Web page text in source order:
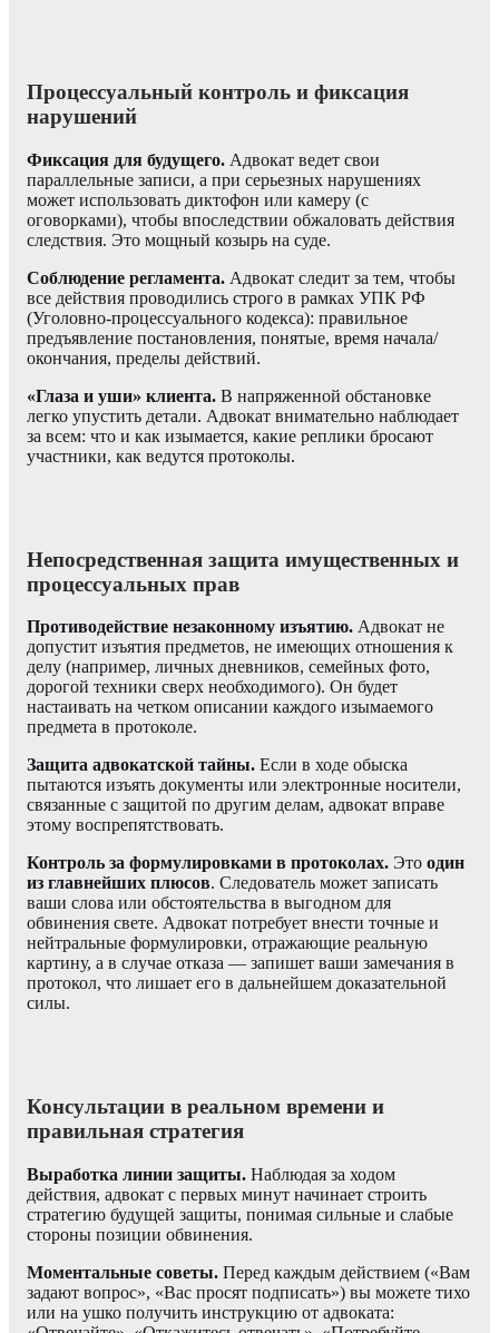
Процессуальный контроль и фиксация
нарушений
Фиксация для будущего. Адвокат ведет свои
параллельные записи, а при серьезных нарушениях
может использовать диктофон или камеру (с
оговорками), чтобы впоследствии обжаловать действия
следствия. Это мощный козырь на суде.
Соблюдение регламента. Адвокат следит за тем, чтобы
все действия проводились строго в рамках УПК РФ
(Уголовно-процессуального кодекса): правильное
предъявление постановления, понятые, время начала/
окончания, пределы действий.
«Глаза и уши» клиента. В напряженной обстановке
легко упустить детали. Адвокат внимательно наблюдает
за всем: что и как изымается, какие реплики бросают
участники, как ведутся протоколы.
Непосредственная защита имущественных и
процессуальных прав
Противодействие незаконному изъятию. Адвокат не
допустит изъятия предметов, не имеющих отношения к
делу (например, личных дневников, семейных фото,
дорогой техники сверх необходимого). Он будет
настаивать на четком описании каждого изымаемого
предмета в протоколе.
Защита адвокатской тайны. Если в ходе обыска
пытаются изъять документы или электронные носители,
связанные с защитой по другим делам, адвокат вправе
этому воспрепятствовать.
Контроль за формулировками в протоколах. Это один
из главнейших плюсов. Следователь может записать
ваши слова или обстоятельства в выгодном для
обвинения свете. Адвокат потребует внести точные и
нейтральные формулировки, отражающие реальную
картину, а в случае отказа — запишет ваши замечания в
протокол, что лишает его в дальнейшем доказательной
силы.
Консультации в реальном времени и
правильная стратегия
Выработка линии защиты. Наблюдая за ходом
действия, адвокат с первых минут начинает строить
стратегию будущей защиты, понимая сильные и слабые
стороны позиции обвинения.
Моментальные советы. Перед каждым действием («Вам
задают вопрос», «Вас просят подписать») вы можете тихо
или на ушко получить инструкцию от адвоката: